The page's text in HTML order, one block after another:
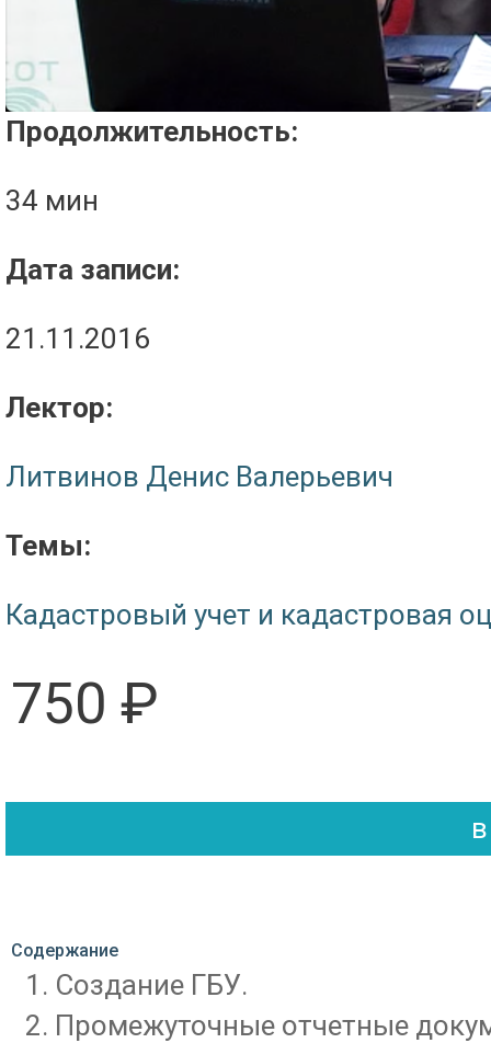
Продолжительность:
34 мин
Дата записи:
21.11.2016
Лектор:
Литвинов Денис Валерьевич
Темы:
Кадастровый учет и кадастровая
750 ₽
Содержание
Создание ГБУ.
Промежуточные отчетные